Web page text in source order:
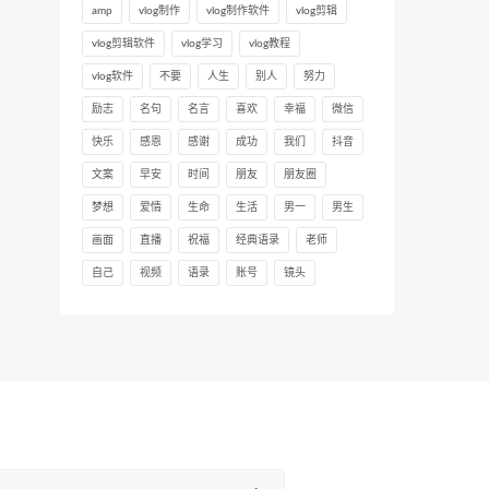
amp vlog制作 vlog制作软件 vlog剪辑
vlog剪辑软件 vlog学习 vlog教程
vlog软件 不要 人生 别人 努力
励志 名句 名言 喜欢 幸福 微信
快乐 感恩 感谢 成功 我们 抖音
文案 早安 时间 朋友 朋友圈
梦想 爱情 生命 生活 男一 男生
画面 直播 祝福 经典语录 老师
自己 视频 语录 账号 镜头